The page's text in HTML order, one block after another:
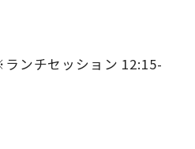
ンチセッション 12:15-